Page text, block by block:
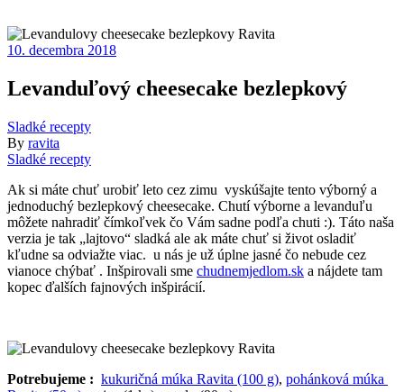
10. decembra 2018
Levanduľový cheesecake bezlepkový
Sladké recepty
By ravita
Sladké recepty
Ak si máte chuť urobiť leto cez zimu vyskúšajte tento výborný a
jednoduchý bezlepkový cheesecake. Chutí výborne a levanduľu
môžete nahradiť čímkoľvek čo Vám sadne podľa chuti :). Táto naša
verzia je tak „lajtovo“ sladká ale ak máte chuť si život osladiť
kľudne sa odviažte viac. u nás je už úplne jasné čo nebude cez
vianoce chýbať . Inšpirovali sme chudnemjedlom.sk a nájdete tam
kopec ďalších fajnových inšpirácií.
Potrebujeme : kukuričná múka Ravita (100 g), pohánková múka